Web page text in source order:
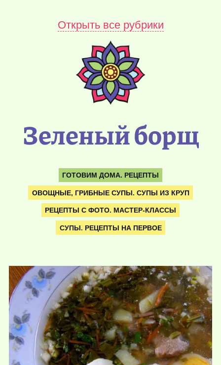
Открыть все рубрики
Зеленый борщ
ГОТОВИМ ДОМА. РЕЦЕПТЫ
ОВОЩНЫЕ, ГРИБНЫЕ СУПЫ. СУПЫ ИЗ КРУП
РЕЦЕПТЫ С ФОТО. МАСТЕР-КЛАССЫ
СУПЫ. РЕЦЕПТЫ НА ПЕРВОЕ